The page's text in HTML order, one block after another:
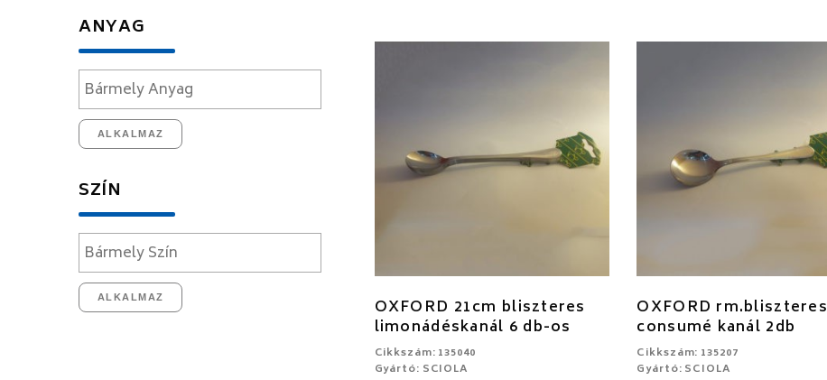
ANYAG
ALKALMAZ
SZÍN
ALKALMAZ OXFORD 21cm bliszteres
limonádéskanál 6 db-os
Cikkszám: 135040
Gyártó: SCIOLA
OXFORD rm.bliszteres
consumé kanál 2db
Cikkszám: 135207
Gyártó: SCIOLA